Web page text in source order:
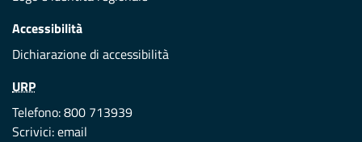
Accessibilità
Dichiarazione di accessibilità
URP
Telefono: 800 713939
Scrivici:email